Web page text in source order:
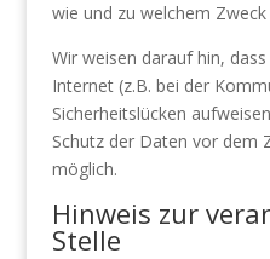
wie und zu welchem
Wir weisen darauf hin,
Internet (z.B. bei der
Sicherheitslücken
Schutz der Daten vor dem
möglich.
Hinweis zur
Stelle